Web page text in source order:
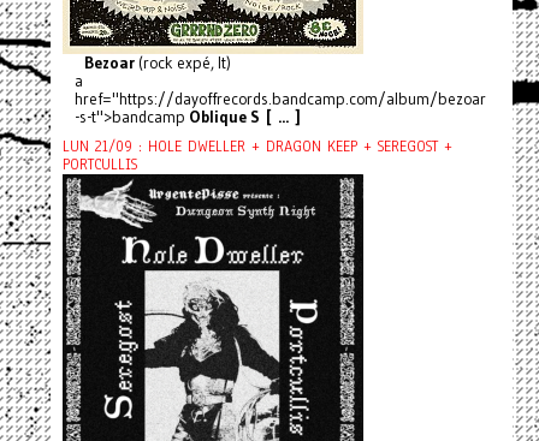
Bezoar(rock expé, It)
a
href="https://dayoffrecords.bandcamp.com/album/bezoar
-s-t">bandcamp Oblique S [ ... ]
LUN 21/09 : HOLE DWELLER + DRAGON KEEP + SEREGOST +
PORTCULLIS